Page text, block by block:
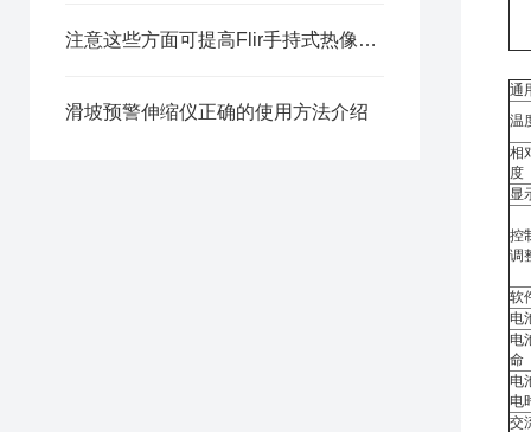
注意这些方面可提高Flir手持式热像仪的测量精度
滑坡预警伸缩仪正确的使用方法介绍
通
温
相
度
显
控
调
软
电
电
命
电
电
交